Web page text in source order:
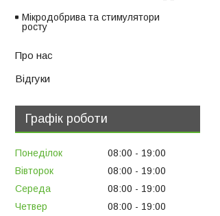
Мікродобрива та стимулятори
росту
Про нас
Відгуки
Графік роботи
Понеділок 08:00
19:00
Вівторок
08:00
19:00
Середа
08:00
19:00
Четвер
08:00
19:00